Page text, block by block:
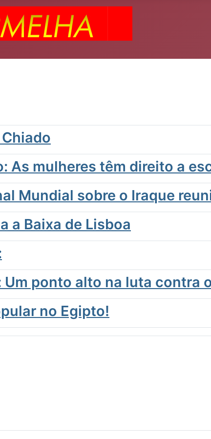
As mulheres têm direito a
Mundial sobre o Iraque
a Baixa de Lisboa
ponto alto na luta contra
no Egipto!